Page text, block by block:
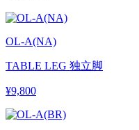
OL-A(NA)
TABLE LEG 独立脚
¥9,800